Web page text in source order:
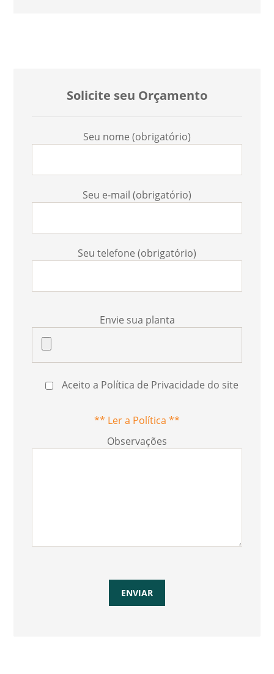
Solicite seu Orçamento
Seu nome (obrigatório)
Seu e-mail (obrigatório)
Seu telefone (obrigatório)
Envie sua planta
Aceito a Política de Privacidade do site
** Ler a Política **
Observações